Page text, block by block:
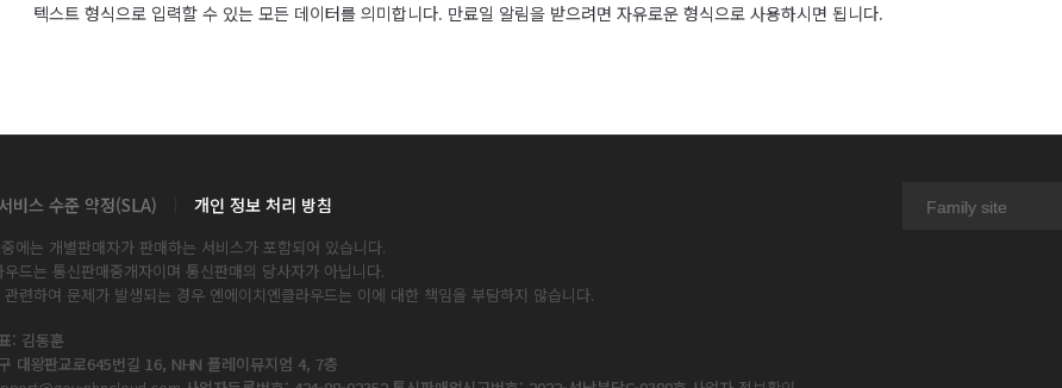
텍스트 형식으로 입력할 수 있는 모든 데이터를 의미합니다. 만료일 알림을 받으려면 자유로운 형식으로 사용하시면 됩니다.
서비스 수준 약정(SLA) 개인 정보 처리 방침 Family site
에는 개별판매자가 판매하는 서비스가 포함되어 있습니다.
드는 통신판매중개자이며 통신판매의 당사자가 아닙니다.
련하여 문제가 발생되는 경우 엔에이치엔클라우드는 이에 대한 책임을 부담하지 않습니다.
: 김동훈
대왕판교로645번길 16, NHN 플레이뮤지엄 4, 7층